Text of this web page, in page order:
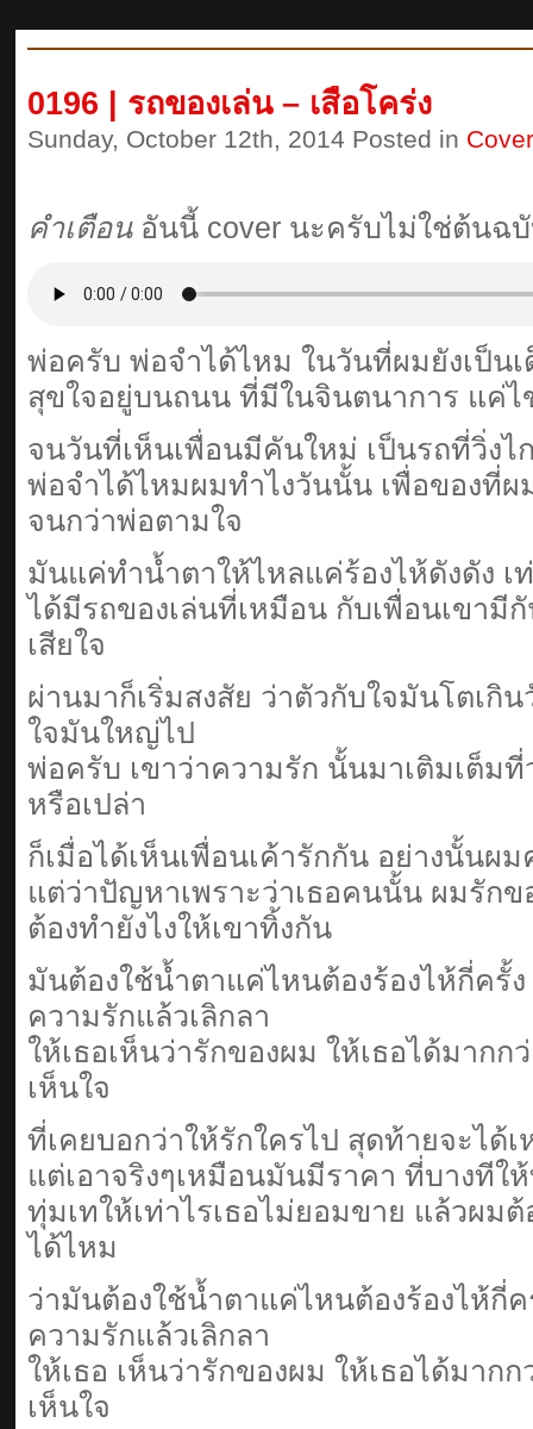
0196 | รถของเล่น – เสือโคร่ง
Sunday, October 12th, 2014 Posted in Cover
คำเตือนอันนี้ cover นะครับไม่ใช่ต้นฉ
พ่อครับ พ่อจําได้ไหม ในวันที่ผมยังเป็น
สุขใจอยู่บนถนน ที่มีในจินตนาการ แค่ไ
จนวันที่เห็นเพื่อนมีคันใหม่ เป็นรถที่วิ่งไ
พ่อจําได้ไหมผมทําไงวันนั้น เพื่อของที่ผ
จนกว่าพ่อตามใจ
มันแค่ทําน้ำตาให้ไหลแค่ร้องไห้ดังดัง เ
ได้มีรถของเล่นที่เหมือน กับเพื่อนเขา
เสียใจ
ผ่านมาก็เริ่มสงสัย ว่าตัวกับใจมันโตเกิ
ใจมันใหญ่ไป
พ่อครับ เขาว่าความรัก นั้นมาเติมเต็ม
หรือเปล่า
ก็เมื่อได้เห็นเพื่อนเค้ารักกัน อย่างนั้นผ
แต่ว่าปัญหาเพราะว่าเธอคนนั้น ผมรัก
ต้องทํายังไงให้เขาทิ้งกัน
มันต้องใช้น้ำตาแค่ไหนต้องร้องไห้กี่ครั้ง
ความรักแล้วเลิกลา
ให้เธอเห็นว่ารักของผม ให้เธอได้มากก
เห็นใจ
ที่เคยบอกว่าให้รักใครไป สุดท้ายจะได้
แต่เอาจริงๆเหมือนมันมีราคา ที่บางทีใ
ทุ่มเทให้เท่าไรเธอไม่ยอมขาย แล้วผม
ได้ไหม
ว่ามันต้องใช้น้ำตาแค่ไหนต้องร้องไห้กี่ค
ความรักแล้วเลิกลา
ให้เธอ เห็นว่ารักของผม ให้เธอได้มาก
เห็นใจ